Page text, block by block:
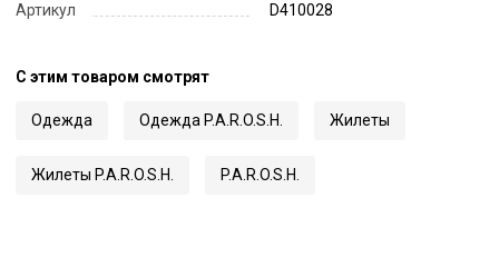
Артикул
D410028
С этим товаром смотрят
Одежда Одежда P.A.R.O.S.H. Жилеты
Жилеты P.A.R.O.S.H. P.A.R.O.S.H.